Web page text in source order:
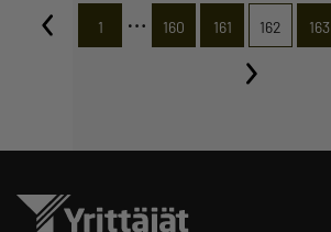
1 … 160 161 162 163